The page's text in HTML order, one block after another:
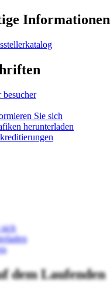
Informationen
besucher
Sie sich
herunterladen
dem Laufenden